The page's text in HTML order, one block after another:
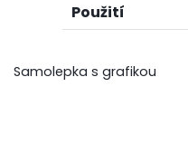
Použití
Samolepka s grafikou